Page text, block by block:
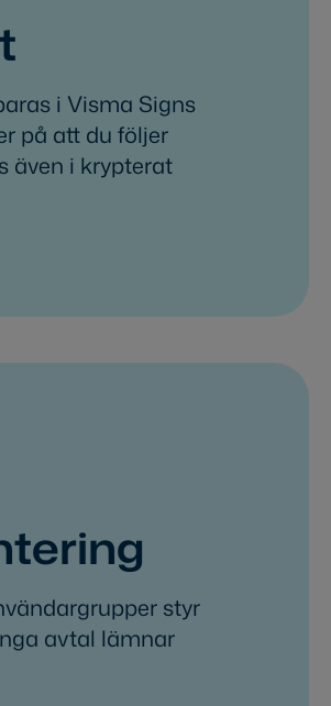
i Visma Signs
på att du följer
även i krypterat
styr
avtal lämnar